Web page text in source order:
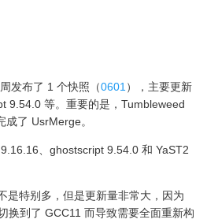
发布了 1 个快照（0601），主要更新
9.54.0 等。重要的是，Tumbleweed
了 UsrMerge。
、ghostscript 9.54.0 和 YaST2
是特别多，但是更新量非常大，因为
换到了 GCC11 而导致需要全面重新构